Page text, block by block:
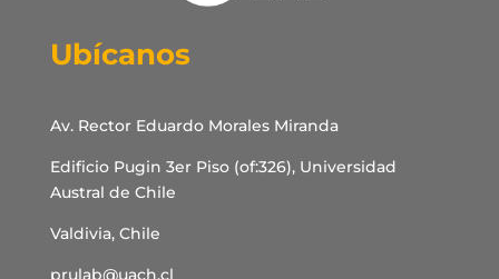
Ubícanos
Av. Rector Eduardo Morales Miranda
Edificio Pugin 3er Piso (of:326), Universidad
Austral de Chile
Valdivia, Chile
prulab@uach.cl